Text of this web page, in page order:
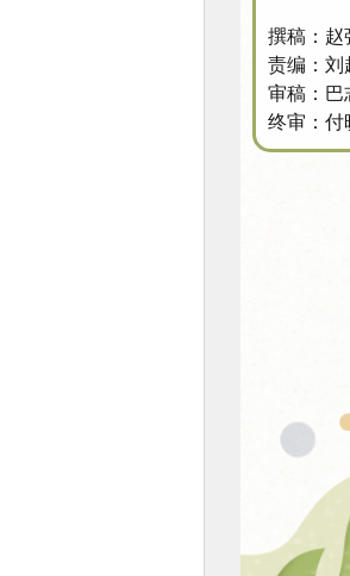
撰稿：赵
责编：刘
审稿：巴
终审：付